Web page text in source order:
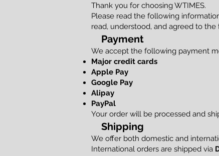
Thank you for choosing WTIMES.
Please read the following
read, understood, and agreed to
Payment
We accept the following payment
Major credit cards
Apple Pay
Google Pay
Alipay
PayPal
Your order will be processed and
Shipping
We offer both domestic and
International orders are shipped via